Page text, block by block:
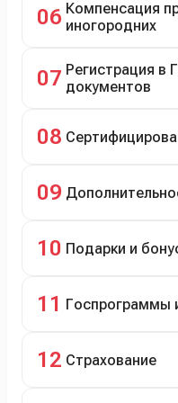
06 Компенсация
иногородних
07 Регистрация
документов
08
технический ремонт.
09
10 Подарки и
программе
11 Госпрограммы
12 Страхование